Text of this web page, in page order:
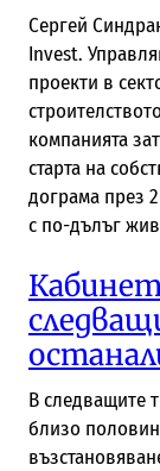
Сергей
Invest.
проекти в
компанията
старта на
дограма през
с по-дълъг
В следващите
близо